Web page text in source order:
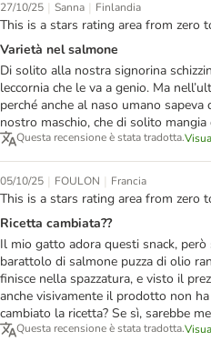
27/10/25 | Sanna | Finlandia
This is a stars rating area from zero
Varietà nel salmone
Di solito alla nostra signorina
leccornia che le va a genio. Ma
perché anche al naso umano
nostro maschio, che di solito
Questa recensione è stata tradotta.
05/10/25 | FOULON | Francia
This is a stars rating area from zero
Ricetta cambiata??
Il mio gatto adora questi snack,
barattolo di salmone puzza di olio
finisce nella spazzatura, e visto il
anche visivamente il prodotto non
cambiato la ricetta? Se sì, sarebbe
Questa recensione è stata tradotta.